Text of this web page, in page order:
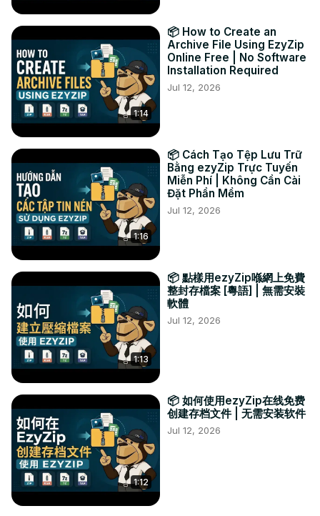
https://www.pinterest.com.au/ezyzip
1:14
📦 How to Create an
Archive File Using EzyZip
Online Free | No Software
Installation Required
Jul 12, 2026
1:16
📦 Cách Tạo Tệp Lưu Trữ
Bằng ezyZip Trực Tuyến
Miễn Phí | Không Cần Cài
Đặt Phần Mềm
Jul 12, 2026
1:13
📦 點樣用ezyZip喺網上免費
整封存檔案 [粵語] | 無需安裝
軟體
Jul 12, 2026
1:12
📦 如何使用ezyZip在线免费
创建存档文件 | 无需安装软件
Jul 12, 2026